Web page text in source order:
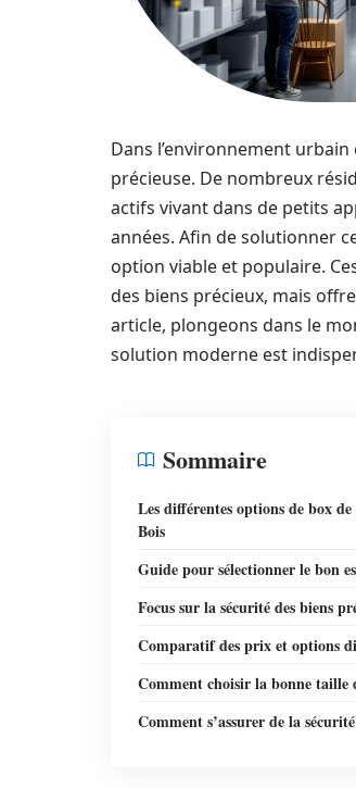
Dans l’environnement
précieuse. De nombreux
actifs vivant dans de petits
années. Afin de solutionner
option viable et populaire.
des biens précieux, mais
article, plongeons dans le
solution moderne est
Sommaire
Les différentes options de box de
Bois
Guide pour sélectionner le bon
Focus sur la sécurité des biens
Comparatif des prix et options
Comment choisir la bonne taille
Comment s’assurer de la